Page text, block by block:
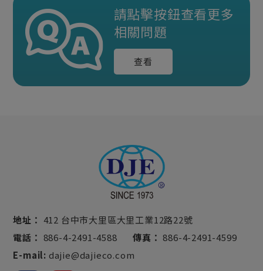
請點擊按鈕查看更多
相關問題
查看
地址： 412 台中市大里區大里工業12路22號
電話： 886-4-2491-4588 傳真： 886-4-2491-4599
E-mail: dajie@dajieco.com